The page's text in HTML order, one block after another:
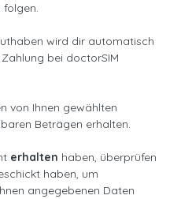
folgen.
wird dir automatisch
bei doctorSIM
von Ihnen gewählten
Beträgen erhalten.
erhalten haben, überprüfen
haben, um
angegebenen Daten